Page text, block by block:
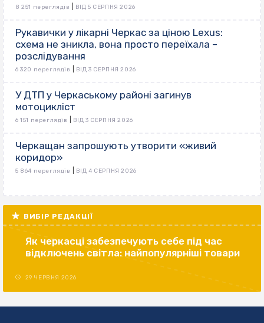
8 251 переглядів ВІД 5 СЕРПНЯ 2026
Рукавички у лікарні Черкас за ціною Lexus:
схема не зникла, вона просто переїхала –
розслідування
6 320 переглядів ВІД 3 СЕРПНЯ 2026
У ДТП у Черкаському районі загинув
мотоцикліст
6 151 переглядів ВІД 3 СЕРПНЯ 2026
Черкащан запрошують утворити «живий
коридор»
5 864 переглядів ВІД 4 СЕРПНЯ 2026
ВИБІР РЕДАКЦІЇ
Як черкасці забезпечують себе під час
відключень світла: найпопулярніші товари
29 ЧЕРВНЯ 2026